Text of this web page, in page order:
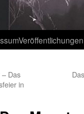
Veröffentlichungen
– Das
in